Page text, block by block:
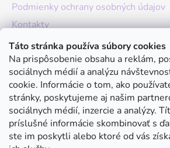
Táto stránka používa súbory cookies
Na prispôsobenie obsahu a reklám,
sociálnych médií a analýzu
cookie. Informácie o tom, ako
stránky, poskytujeme aj našim
sociálnych médií, inzercie a analýzy.
príslušné informácie skombinovať s
ste im poskytli alebo ktoré od vás
Podmienky ochrany osobných údajov
Kontakty
O nás
Hodnotenie obchodu
Moja objednávka
Instagram